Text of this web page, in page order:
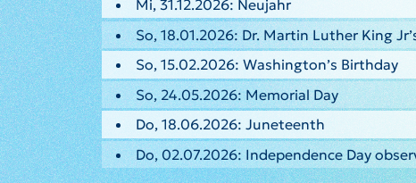
Mi, 31.12.2026: Neujahr
So, 18.01.2026: Dr. Martin Luther King
So, 15.02.2026: Washington’s Birthday
So, 24.05.2026: Memorial Day
Do, 18.06.2026: Juneteenth
Do, 02.07.2026: Independence Day